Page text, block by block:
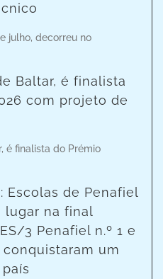
julho, decorreu no
Baltar, é finalista
com projeto de
é finalista do Prémio
Escolas de Penafiel
lugar na final
3 Penafiel n.º 1 e
um